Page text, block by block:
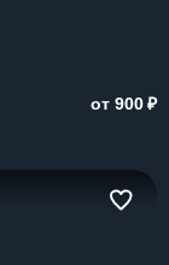
от 900₽